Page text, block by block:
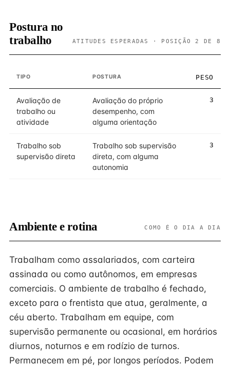
Postura no
trabalho
ATITUDES ESPERADAS · POSIÇÃO 2 DE 8
TIPO POSTURA PESO
Avaliação de
trabalho ou
atividade
Avaliação do próprio
desempenho, com
alguma orientação
3
Trabalho sob
supervisão direta
Trabalho sob supervisão
direta, com alguma
autonomia
3
Ambiente e rotina COMO É O DIA A DIA
Trabalham como assalariados, com carteira
assinada ou como autônomos, em empresas
comerciais. O ambiente de trabalho é fechado,
exceto para o frentista que atua, geralmente, a
céu aberto. Trabalham em equipe, com
supervisão permanente ou ocasional, em horários
diurnos, noturnos e em rodízio de turnos.
Permanecem em pé, por longos períodos. Podem